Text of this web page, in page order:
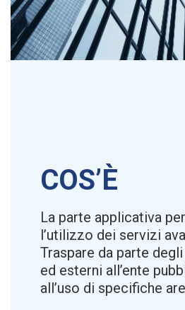
COS’È
La parte applicativa
l’utilizzo dei servizi
Traspare da parte
ed esterni all’ente
all’uso di specifiche